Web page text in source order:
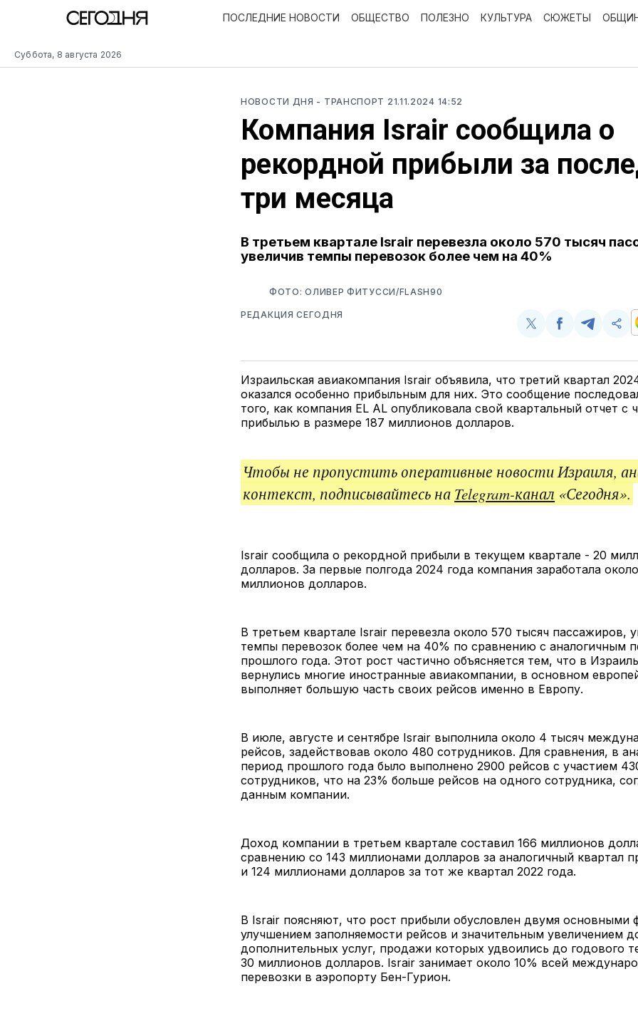
Суббота, 8 августа 2026
ПОСЛЕДНИЕ НОВОСТИ ОБЩЕСТВО ПОЛЕЗНО КУЛЬТУРА СЮЖЕТЫ
НОВОСТИ ДНЯ - ТРАНСПОРТ 21.11.2024 14:52
Компания Israir сообщила о
рекордной прибыли за
три месяца
В третьем квартале Israir перевезла около 570 тысяч
увеличив темпы перевозок более чем на 40%
ФОТО: ОЛИВЕР ФИТУССИ/FLASH90
РЕДАКЦИЯ СЕГОДНЯ
Поделиться
Twitter
Поделиться
FacebookTelegram
Израильская авиакомпания Israir объявила, что третий квартал
оказался особенно прибыльным для них. Это сообщение
того, как компания EL AL опубликовала свой квартальный отчет с
прибылью в размере 187 миллионов долларов.
Чтобы не пропустить оперативные новости Израиля,
контекст, подписывайтесь на Telegram-канал «Сегодня».
Israir сообщила о рекордной прибыли в текущем квартале - 20
долларов. За первые полгода 2024 года компания заработала
миллионов долларов.
В третьем квартале Israir перевезла около 570 тысяч пассажиров,
темпы перевозок более чем на 40% по сравнению с аналогичным
прошлого года. Этот рост частично объясняется тем, что в
вернулись многие иностранные авиакомпании, в основном
выполняет большую часть своих рейсов именно в Европу.
В июле, августе и сентябре Israir выполнила около 4 тысяч
рейсов, задействовав около 480 сотрудников. Для сравнения, в
период прошлого года было выполнено 2900 рейсов с участием
сотрудников, что на 23% больше рейсов на одного сотрудника,
данным компании.
Доход компании в третьем квартале составил 166 миллионов
сравнению со 143 миллионами долларов за аналогичный квартал
и 124 миллионами долларов за тот же квартал 2022 года.
В Israir поясняют, что рост прибыли обусловлен двумя основными
улучшением заполняемости рейсов и значительным увеличением
дополнительных услуг, продажи которых удвоились до годового
30 миллионов долларов. Israir занимает около 10% всей
перевозки в аэропорту Бен-Гурион.